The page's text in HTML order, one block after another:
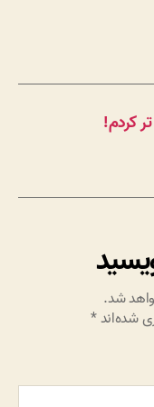
کردم!
شد.
شده‌اند*